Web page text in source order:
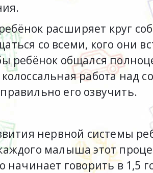
расширяет круг
со всеми, кого они
ребёнок общался
работа над
его озвучить.
нервной системы
малыша этот
говорить в 1,5